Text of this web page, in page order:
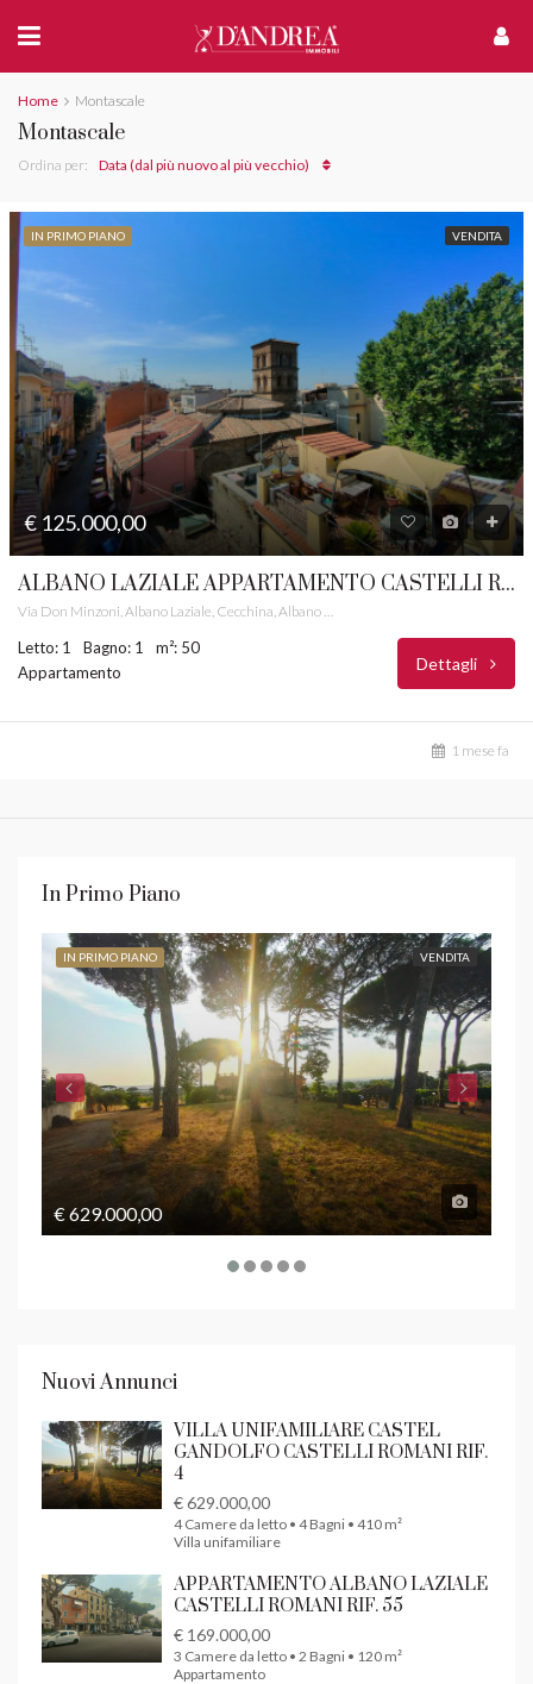
Home Montascale
Montascale
Ordina per: Data (dal più nuovo al più vecchio)
IN PRIMO PIANO VENDITA
€ 125.000,00
ALBANO LAZIALE APPARTAMENTO CASTELLI ROMANI RIF.45
Via Don Minzoni, Albano Laziale, Cecchina, Albano Laziale, Roma Capitale, Lazio, 00041, Italia
Letto: 1 Bagno: 1
m²: 50
Appartamento
Dettagli
1 mese fa
In Primo Piano
IN PRIMO PIANO VENDITA
€ 629.000,00
Nuovi Annunci
VILLA UNIFAMILIARE CASTEL
GANDOLFO CASTELLI ROMANI RIF.
4
€ 629.000,00
4 Camere da letto • 4 Bagni • 410 m²
Villa unifamiliare
APPARTAMENTO ALBANO LAZIALE
CASTELLI ROMANI RIF. 55
€ 169.000,00
3 Camere da letto • 2 Bagni • 120 m²
Appartamento